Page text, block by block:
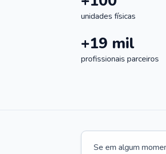
unidades físicas
+19 mil
profissionais parceiros
Se em algum